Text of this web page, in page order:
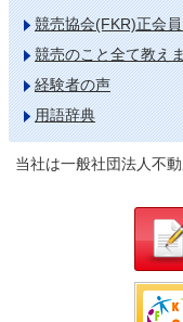
競売協会(FKR)正会
競売のこと全て教え
経験者の声
用語辞典
当社は一般社団法人不